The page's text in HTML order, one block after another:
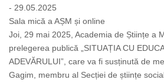
- 29.05.2025
Sala mică a AȘM și online
Joi, 29 mai 2025, Academia de Științe a
prelegerea publică „SITUAȚIA CU
ADEVĂRULUI”, care va fi susținută de
Gagim, membru al Secției de științe